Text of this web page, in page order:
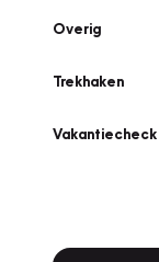
Overig
Trekhaken
Vakantiecheck